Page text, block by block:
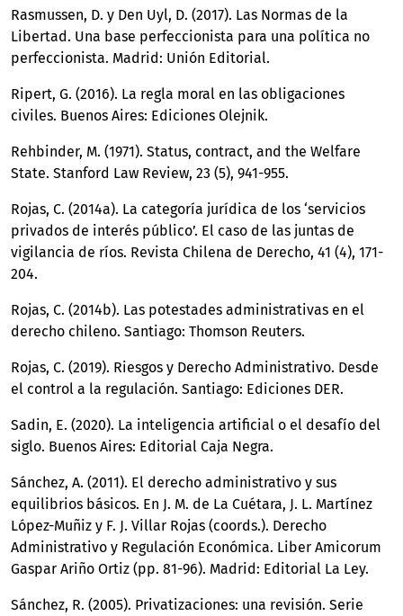
Rasmussen, D. y Den Uyl, D. (2017). Las Normas de la
Libertad. Una base perfeccionista para una política no
perfeccionista. Madrid: Unión Editorial.
Ripert, G. (2016). La regla moral en las obligaciones
civiles. Buenos Aires: Ediciones Olejnik.
Rehbinder, M. (1971). Status, contract, and the Welfare
State. Stanford Law Review, 23 (5), 941-955.
Rojas, C. (2014a). La categoría jurídica de los ‘servicios
privados de interés público’. El caso de las juntas de
vigilancia de ríos. Revista Chilena de Derecho, 41 (4), 171-
204.
Rojas, C. (2014b). Las potestades administrativas en el
derecho chileno. Santiago: Thomson Reuters.
Rojas, C. (2019). Riesgos y Derecho Administrativo. Desde
el control a la regulación. Santiago: Ediciones DER.
Sadin, E. (2020). La inteligencia artificial o el desafío del
siglo. Buenos Aires: Editorial Caja Negra.
Sánchez, A. (2011). El derecho administrativo y sus
equilibrios básicos. En J. M. de La Cuétara, J. L. Martínez
López-Muñiz y F. J. Villar Rojas (coords.). Derecho
Administrativo y Regulación Económica. Liber Amicorum
Gaspar Ariño Ortiz (pp. 81-96). Madrid: Editorial La Ley.
Sánchez, R. (2005). Privatizaciones: una revisión. Serie